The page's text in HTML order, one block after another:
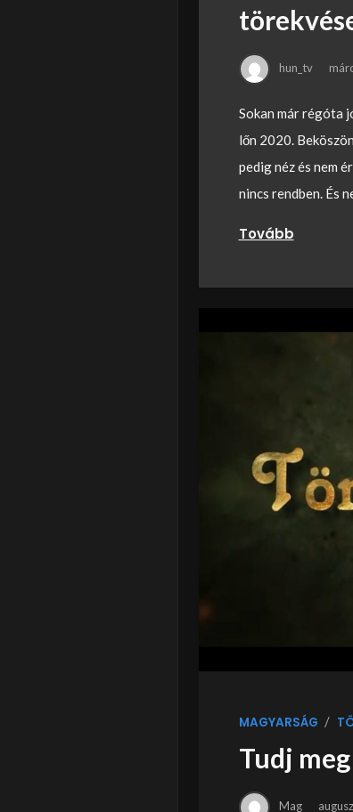
hun_tv
Sokan már régóta
lőn 2020.
pedig néz és nem
nincs rendben. És
Tovább
MAGYARSÁG /
Tudj
Mag